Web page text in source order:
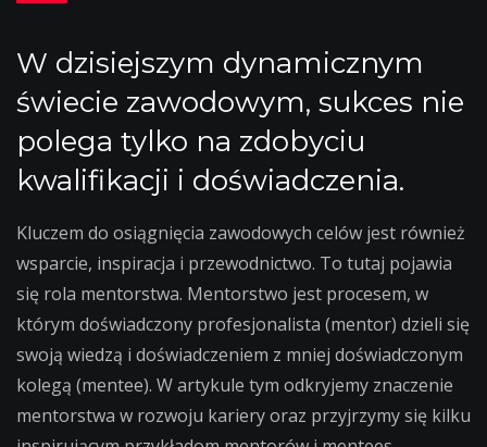
W dzisiejszym dynamicznym
świecie zawodowym, sukces nie
polega tylko na zdobyciu
kwalifikacji i doświadczenia.
Kluczem do osiągnięcia zawodowych celów jest również
wsparcie, inspiracja i przewodnictwo. To tutaj pojawia
się rola mentorstwa. Mentorstwo jest procesem, w
którym doświadczony profesjonalista (mentor) dzieli się
swoją wiedzą i doświadczeniem z mniej doświadczonym
kolegą (mentee). W artykule tym odkryjemy znaczenie
mentorstwa w rozwoju kariery oraz przyjrzymy się kilku